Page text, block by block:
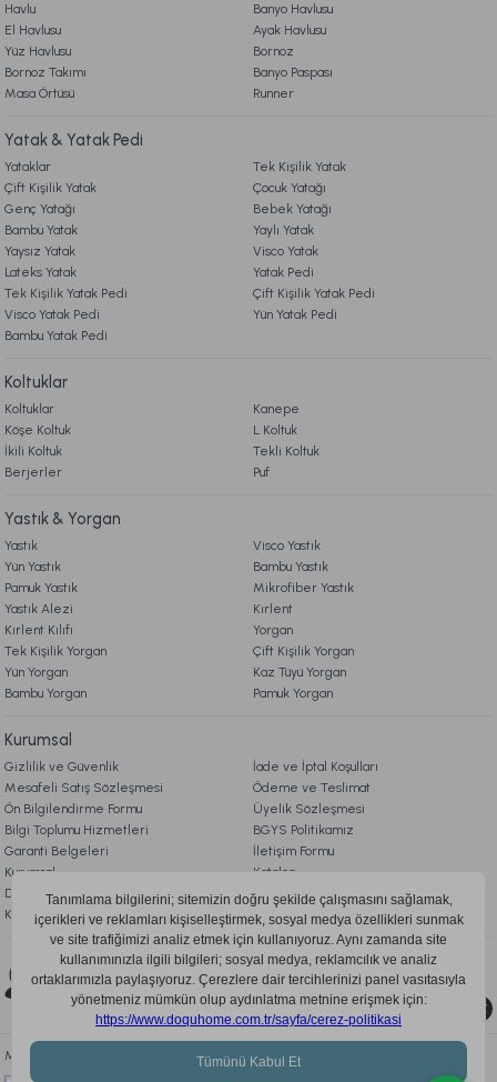
7. KAMPANYA & İNDİRİMLER
9. YATAK & KOLTUK SİPARİŞ VE İADE İŞLEMLERİ
Naturel Hand Made Yün Yatak Pedi 200 x 200 cm
46.990,00 TL
Ücretsiz Kargo
Naturel Hand Made Pamuk Yatak Pedi 200 x 200 cm
44.990,00 TL
3.699,00 TL
Yün Yatak Pedi 120 x 200 cm - Beyaz
3.949,00 TL
Naturel Hand Made Luxury Latex Coco Baby Yatak 70 x 140 cm
12.990,00 TL
Online'a Özel
Ücretsiz Kargo
16.990,00 TL
Online'a Özel
Naturel Hand Made Coco Silk Baby Yatak 70 x 140 cm
Havlu
Banyo Havlusu
El Havlusu
Ayak Havlusu
Yüz Havlusu
Bornoz
Bornoz Takımı
Banyo Paspası
Masa Örtüsü
Runner
Yatak & Yatak Pedi
Yataklar
Tek Kişilik Yatak
Çift Kişilik Yatak
Çocuk Yatağı
Genç Yatağı
Bebek Yatağı
Bambu Yatak
Yaylı Yatak
Yaysız Yatak
Visco Yatak
Lateks Yatak
Yatak Pedi
Tek Kişilik Yatak Pedi
Çift Kişilik Yatak Pedi
Visco Yatak Pedi
Yün Yatak Pedi
Bambu Yatak Pedi
Koltuklar
Koltuklar
Kanepe
Köşe Koltuk
L Koltuk
İkili Koltuk
Tekli Koltuk
Berjerler
Puf
Yastık & Yorgan
Yastık
Visco Yastık
Yün Yastık
Bambu Yastık
Pamuk Yastık
Mikrofiber Yastık
Yastık Alezi
Kırlent
Kırlent Kılıfı
Yorgan
Tek Kişilik Yorgan
Çift Kişilik Yorgan
Yün Yorgan
Kaz Tüyü Yorgan
Bambu Yorgan
Pamuk Yorgan
Kurumsal
Gizlilik ve Güvenlik
İade ve İptal Koşulları
Mesafeli Satış Sözleşmesi
Ödeme ve Teslimat
Ön Bilgilendirme Formu
Üyelik Sözleşmesi
Bilgi Toplumu Hizmetleri
BGYS Politikamız
Garanti Belgeleri
İletişim Formu
Kurumsal
Katalog
Doqu Blog
Çerez Politikası
KVKK Aydınlatma Metni
Bizi Takip Edin
0850 205 03 35
Mobil Uygulamayı İndir, Fırsatları Kaçırma!